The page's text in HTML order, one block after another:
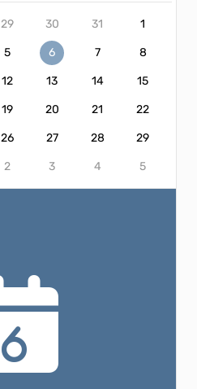
29 30 31 1
5 6 7 8
12 13 14 15
19 20 21 22
26 27 28 29
2 3 4 5
6